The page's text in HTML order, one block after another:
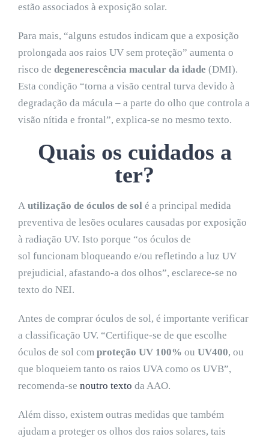
estão associados à exposição solar.
Para mais, “alguns estudos indicam que a exposição
prolongada aos raios UV sem proteção” aumenta o
risco de degenerescência macular da idade (DMI).
Esta condição “torna a visão central turva devido à
degradação da mácula – a parte do olho que controla a
visão nítida e frontal”, explica-se no mesmo texto.
Quais os cuidados a
ter?
A utilização de óculos de sol é a principal medida
preventiva de lesões oculares causadas por exposição
à radiação UV. Isto porque “os óculos de
sol funcionam bloqueando e/ou refletindo a luz UV
prejudicial, afastando-a dos olhos”, esclarece-se no
texto do NEI.
Antes de comprar óculos de sol, é importante verificar
a classificação UV. “Certifique-se de que escolhe
óculos de sol com proteção UV 100% ou UV400, ou
que bloqueiem tanto os raios UVA como os UVB”,
recomenda-se noutro texto da AAO.
Além disso, existem outras medidas que também
ajudam a proteger os olhos dos raios solares, tais